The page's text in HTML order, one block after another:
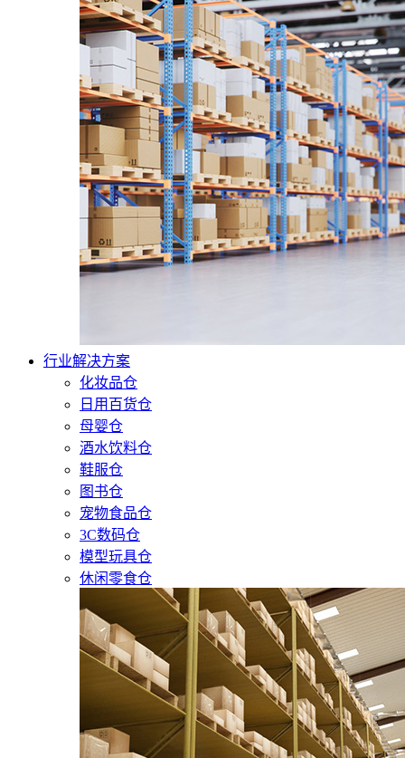
行业解决方案
化妆品仓
日用百货仓
母婴仓
酒水饮料仓
鞋服仓
图书仓
宠物食品仓
3C数码仓
模型玩具仓
休闲零食仓